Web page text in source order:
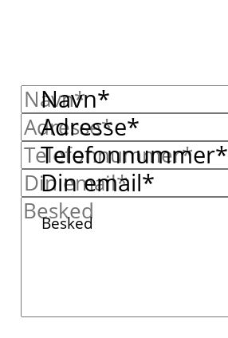
Navn*
Adresse*
Telefonnummer*
Din email*
Besked